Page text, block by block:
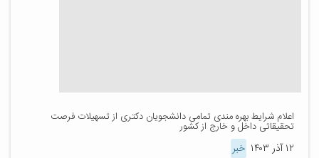
اعلام شرایط بهره مندی تمامی دانشجویان دکتری از تسهیلات فرصت
تحقیقاتی داخل و خارج از کشور
۱۲ آذر ۱۴۰۳ خبر